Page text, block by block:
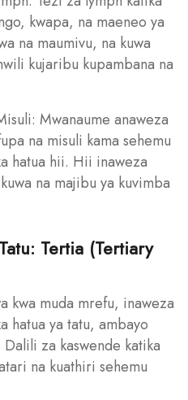
kwapa, na maeneo ya
na maumivu, na kuwa
kujaribu kupambana na
Mwanaume anaweza
na misuli kama sehemu
hatua hii. Hii inaweza
na majibu ya kuvimba
Tertia (Tertiary
kwa muda mrefu, inaweza
hatua ya tatu, ambayo
za kaswende katika
na kuathiri sehemu